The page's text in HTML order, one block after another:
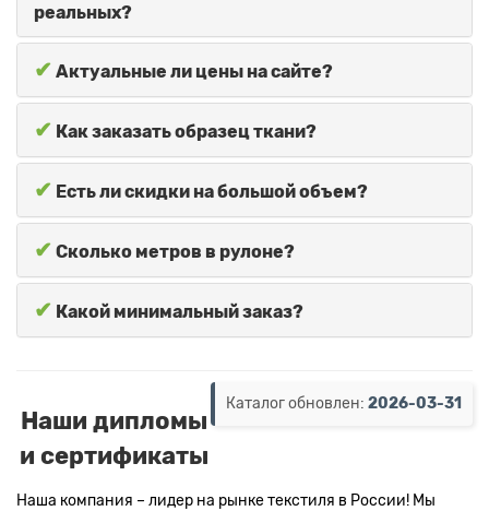
реальных?
✔ Актуальные ли цены на сайте?
✔ Как заказать образец ткани?
✔ Есть ли скидки на большой объем?
✔ Сколько метров в рулоне?
✔ Какой минимальный заказ?
Каталог обновлен: 2026-03-31
Наши дипломы
и сертификаты
Наша компания – лидер на рынке текстиля в России! Мы